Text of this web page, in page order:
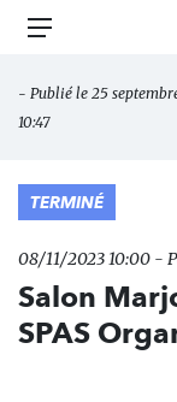
Aller
principal
Menu
- Publié le 25
10:47
TERMINÉ
08/11/2023 10:00 -
Salon
SPAS